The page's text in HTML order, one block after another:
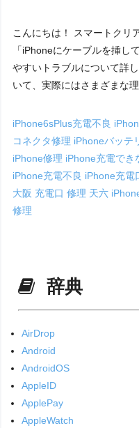
こんにちは！ スマートクリ
「iPhoneにケーブルを挿し
やすいトラブルについて詳
いて、実際にはさまざまな
iPhone6sPlus充電不良
コネクタ修理 iPhoneバッテ
iPhone修理 iPhone充電でき
iPhone充電不良 iPhone充電
大阪 充電口 修理 天六
修理
辞典
AirDrop
Android
AndroidOS
AppleID
ApplePay
AppleWatch